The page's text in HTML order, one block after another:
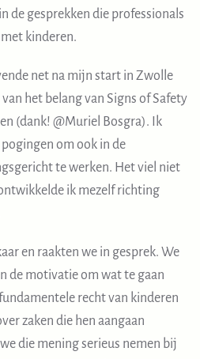
de gesprekken die professionals
kinderen.
net na mijn start in Zwolle
het belang van Signs of Safety
(dank! @Muriel Bosgra). Ik
om ook in de
te werken. Het viel niet
ik mezelf richting
en raakten we in gesprek. We
de motivatie om wat te gaan
recht van kinderen
zaken die hen aangaan
die mening serieus nemen bij